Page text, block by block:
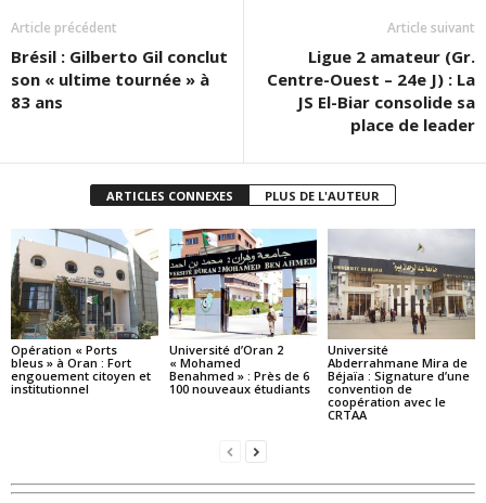
Article précédent
Brésil : Gilberto Gil conclut
son « ultime tournée » à
83 ans
Article suivant
Ligue 2 amateur (Gr.
Centre-Ouest – 24e J) : La
JS El-Biar consolide sa
place de leader
ARTICLES CONNEXES PLUS DE L'AUTEUR
Opération « Ports
bleus » à Oran : Fort
engouement citoyen et
institutionnel
Université d’Oran 2
« Mohamed
Benahmed » : Près de 6
100 nouveaux étudiants
Université
Abderrahmane Mira de
Béjaïa : Signature d’une
convention de
coopération avec le
CRTAA